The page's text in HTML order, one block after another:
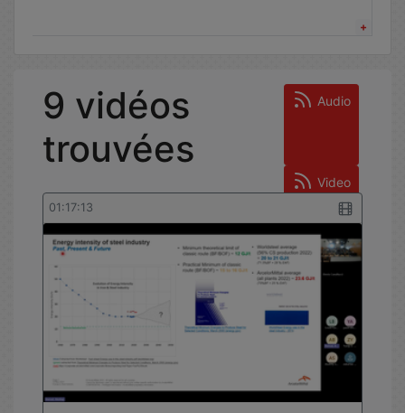
9 vidéos
trouvées
Audio
Video
Statistiques de
vues
01:17:13
java
Other